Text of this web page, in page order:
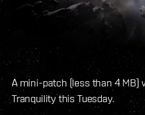
A mini-patch (less than 4 MB)
Tranquility this Tuesday.